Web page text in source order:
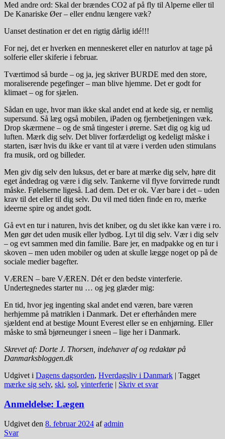
Med andre ord: Skal der brændes CO2 af på fly til Alperne eller til
De Kanariske Øer – eller endnu længere væk?
Uanset destination er det en rigtig dårlig idé!!!
For nej, det er hverken en menneskeret eller en naturlov at tage på
solferie eller skiferie i februar.
Tværtimod så burde – og ja, jeg skriver BURDE med den store,
moraliserende pegefinger – man blive hjemme. Det er godt for
klimaet – og for sjælen.
Sådan en uge, hvor man ikke skal andet end at kede sig, er nemlig
supersund. Så læg også mobilen, iPaden og fjernbetjeningen væk.
Drop skærmene – og de små tingester i ørerne. Sæt dig og kig ud
luften. Mærk dig selv. Det bliver forfærdeligt og kedeligt måske i
starten, især hvis du ikke er vant til at være i verden uden stimulans
fra musik, ord og billeder.
Men giv dig selv den luksus, det er bare at mærke dig selv, høre dit
eget åndedrag og være i dig selv. Tankerne vil flyve forvirrede rundt
måske. Følelserne ligeså. Lad dem. Det er ok. Vær bare i det – uden
krav til det eller til dig selv. Du vil med tiden finde en ro, mærke
ideerne spire og andet godt.
Gå evt en tur i naturen, hvis det kniber, og du slet ikke kan være i ro.
Men gør det uden musik eller lydbog. Lyt til dig selv. Vær i dig selv
– og evt sammen med din familie. Bare jer, en madpakke og en tur i
skoven – men uden mobiler og uden at skulle lægge noget op på de
sociale medier bagefter.
VÆREN – bare VÆREN. Dét er den bedste vinterferie.
Undertegnedes starter nu … og jeg glæder mig:
En tid, hvor jeg ingenting skal andet end væren, bare væren
herhjemme på matriklen i Danmark. Det er efterhånden mere
sjældent end at bestige Mount Everest eller se en enhjørning. Eller
måske to små bjørneunger i sneen – lige her i Danmark.
Skrevet af: Dorte J. Thorsen, indehaver af og redaktør på
Danmarksbloggen.dk
Udgivet i Dagens dagsorden, Hverdagsliv i Danmark | Tagget
mærke sig selv, ski, sol, vinterferie | Skriv et svar
Anmeldelse: Lægen
Udgivet den 8. februar 2024 afadmin
Svar